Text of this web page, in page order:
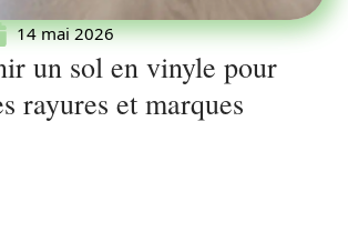
14 mai 2026
un sol en vinyle pour
rayures et marques